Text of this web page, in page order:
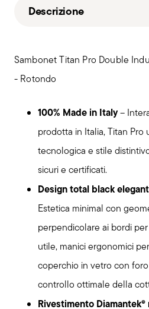
Descrizione
Sambonet Titan Pro Double
- Rotondo
100% Made in Italy–
prodotta in Italia, Titan Pro
tecnologica e stile
sicuri e certificati.
Design total black
Estetica minimal con
perpendicolare ai bordi
utile, manici ergonomici
coperchio in vetro con
controllo ottimale della
Rivestimento